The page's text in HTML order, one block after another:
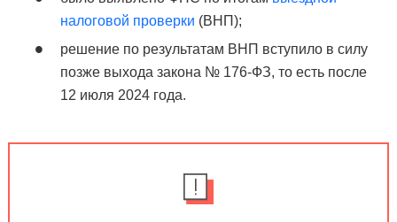
налоговой проверки (ВНП);
решение по результатам ВНП вступило в силу
позже выхода закона № 176-ФЗ, то есть после
12 июля 2024 года.